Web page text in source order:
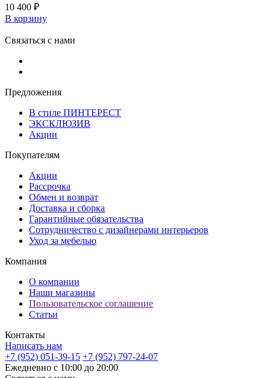
10 400 ₽
В корзину
Связаться с нами
Предложения
В стиле ПИНТЕРЕСТ
ЭКСКЛЮЗИВ
Акции
Покупателям
Акции
Рассрочка
Обмен и возврат
Доставка и сборка
Гарантийные обязательства
Сотрудничество с дизайнерами интерьеров
Уход за мебелью
Компания
О компании
Наши магазины
Пользовательское соглашение
Статьи
Контакты
Написать нам
+7 (952) 051-39-15 +7 (952) 797-24-07
Ежедневно с 10:00 до 20:00